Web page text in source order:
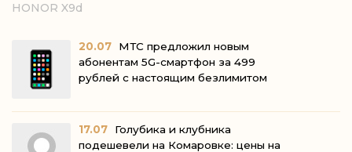
HONOR X9d
20.07
МТС предложил новым
абонентам 5G-смартфон за 499
рублей с настоящим безлимитом
17.07
Голубика и клубника
подешевели на Комаровке: цены на